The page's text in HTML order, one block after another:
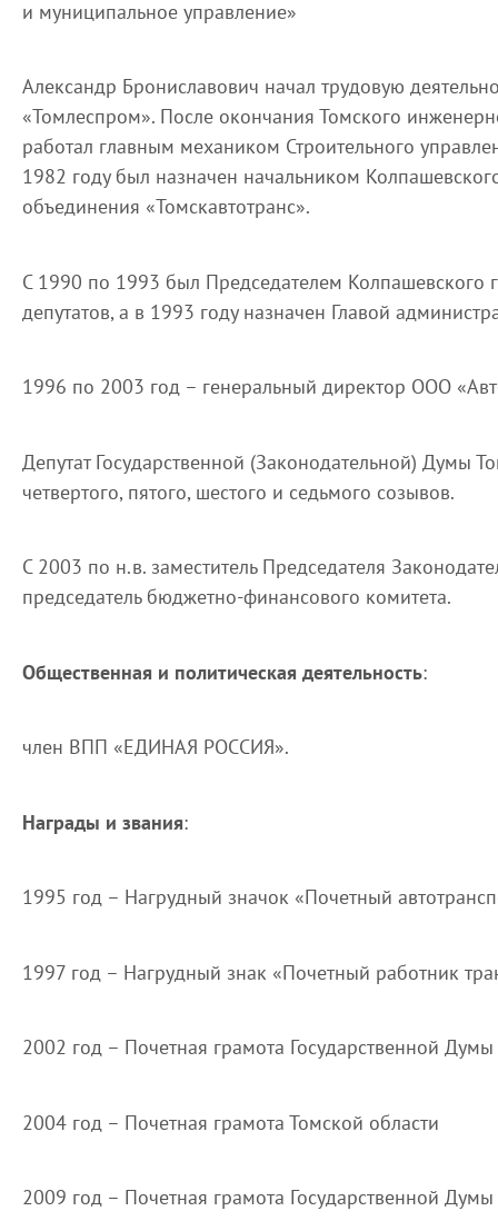
и муниципальное управление»
Александр Брониславович начал трудовую
«Томлеспром». После окончания Томского
работал главным механиком Строительного
1982 году был назначен начальником
объединения «Томскавтотранс».
С 1990 по 1993 был Председателем Колпашевского
депутатов, а в 1993 году назначен Главой
1996 по 2003 год – генеральный директор ООО
Депутат Государственной (Законодательной) Думы
четвертого, пятого, шестого и седьмого созывов.
С 2003 по н.в. заместитель Председателя
председатель бюджетно-финансового комитета.
Общественная и политическая деятельность:
член ВПП «ЕДИНАЯ РОССИЯ».
Награды и звания:
1995 год – Нагрудный значок «Почетный
1997 год – Нагрудный знак «Почетный работник
2002 год – Почетная грамота Государственной
2004 год – Почетная грамота Томской области
2009 год – Почетная грамота Государственной